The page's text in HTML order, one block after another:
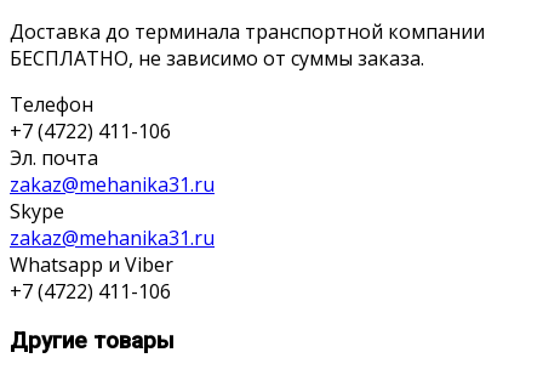
Доставка до терминала транспортной компании
БЕСПЛАТНО, не зависимо от суммы заказа.
Телефон
+7 (4722) 411-106
Эл. почта
zakaz@mehanika31.ru
Skype
zakaz@mehanika31.ru
Whatsapp и Viber
+7 (4722) 411-106
Другие товары